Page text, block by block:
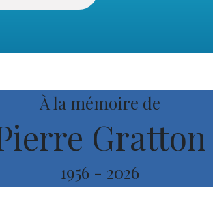
À la mémoire de
Gratton
1956 - 2026